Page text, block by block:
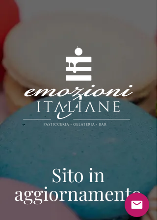
Sito in
aggiornamento